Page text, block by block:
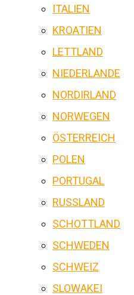
ITALIEN
KROATIEN
LETTLAND
NIEDERLANDE
NORDIRLAND
NORWEGEN
ÖSTERREICH
POLEN
PORTUGAL
RUSSLAND
SCHOTTLAND
SCHWEDEN
SCHWEIZ
SLOWAKEI